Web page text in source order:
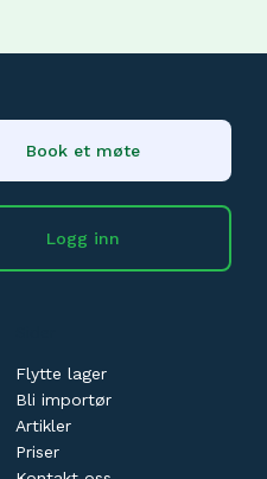
Book et møte
Logg inn
Flytte lager
Bli importør
Artikler
Priser